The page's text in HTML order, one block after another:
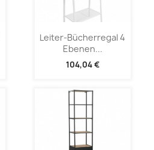
Leiter-Bücherregal 4
Ebenen...
104,04 €